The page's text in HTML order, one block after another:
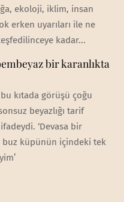
ekoloji, iklim, insan
erken uyarıları ile ne
kadar...
bir karanlıkta
bu kıtada görüşü çoğu
beyazlığı tarif
‘Devasa bir
buz küpünün içindeki tek